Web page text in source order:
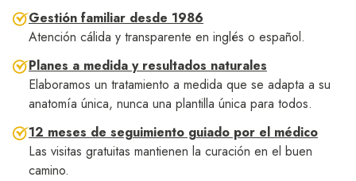
Gestión familiar desde 1986
Atención cálida y transparente en inglés o español.
Planes a medida y resultados naturales
Elaboramos un tratamiento a medida que se adapta a su
anatomía única, nunca una plantilla única para todos.
12 meses de seguimiento guiado por el médico
Las visitas gratuitas mantienen la curación en el buen
camino.